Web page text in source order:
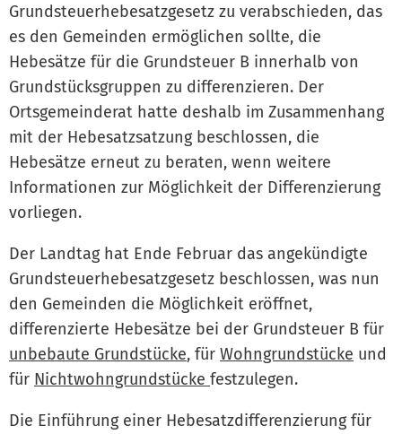
Grundsteuerhebesatzgesetz zu verabschieden, das
es den Gemeinden ermöglichen sollte, die
Hebesätze für die Grundsteuer B innerhalb von
Grundstücksgruppen zu differenzieren. Der
Ortsgemeinderat hatte deshalb im Zusammenhang
mit der Hebesatzsatzung beschlossen, die
Hebesätze erneut zu beraten, wenn weitere
Informationen zur Möglichkeit der Differenzierung
vorliegen.
Der Landtag hat Ende Februar das angekündigte
Grundsteuerhebesatzgesetz beschlossen, was nun
den Gemeinden die Möglichkeit eröffnet,
differenzierte Hebesätze bei der Grundsteuer B für
unbebaute Grundstücke, für Wohngrundstücke und
für Nichtwohngrundstücke festzulegen.
Die Einführung einer Hebesatzdifferenzierung für